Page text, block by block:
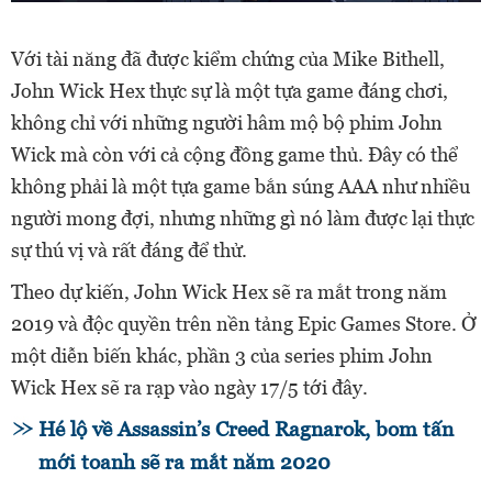
Với tài năng đã được kiểm chứng của Mike Bithell,
John Wick Hex thực sự là một tựa game đáng chơi,
không chỉ với những người hâm mộ bộ phim John
Wick mà còn với cả cộng đồng game thủ. Đây có thể
không phải là một tựa game bắn súng AAA như nhiều
người mong đợi, nhưng những gì nó làm được lại thực
sự thú vị và rất đáng để thử.
Theo dự kiến, John Wick Hex sẽ ra mắt trong năm
2019 và độc quyền trên nền tảng Epic Games Store. Ở
một diễn biến khác, phần 3 của series phim John
Wick Hex sẽ ra rạp vào ngày 17/5 tới đây.
Hé lộ về Assassin’s Creed Ragnarok, bom tấn
mới toanh sẽ ra mắt năm 2020